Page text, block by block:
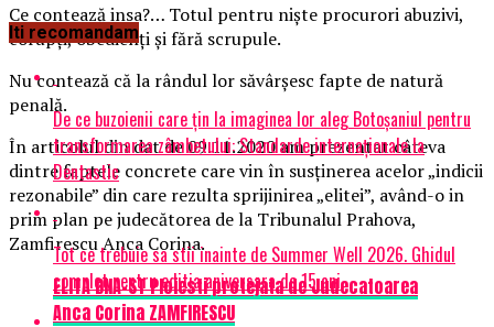
Ce contează insa?… Totul pentru niște procurori abuzivi,
corupți, obedienți și fără scrupule.
Nu contează că la rândul lor săvârșesc fapte de natură
penală.
În articolul din dat de 09.11.2020 am prezentat câteva
dintre faptele concrete care vin în susținerea acelor „indicii
rezonabile” din care rezulta sprijinirea „elitei”, având-o in
prim plan pe judecătorea de la Tribunalul Prahova,
Zamfirescu Anca Corina.
ELITA DNA-ST Ploiesti protejata de Judecatoarea
Anca Corina ZAMFIRESCU
Iti recomandam
De ce buzoienii care țin la imaginea lor aleg Botoșaniul pentru
transformarea zâmbetului: Standarde internaționale la
Dentastic
Tot ce trebuie sa stii inainte de Summer Well 2026. Ghidul
complet pentru editia aniversara de 15 ani